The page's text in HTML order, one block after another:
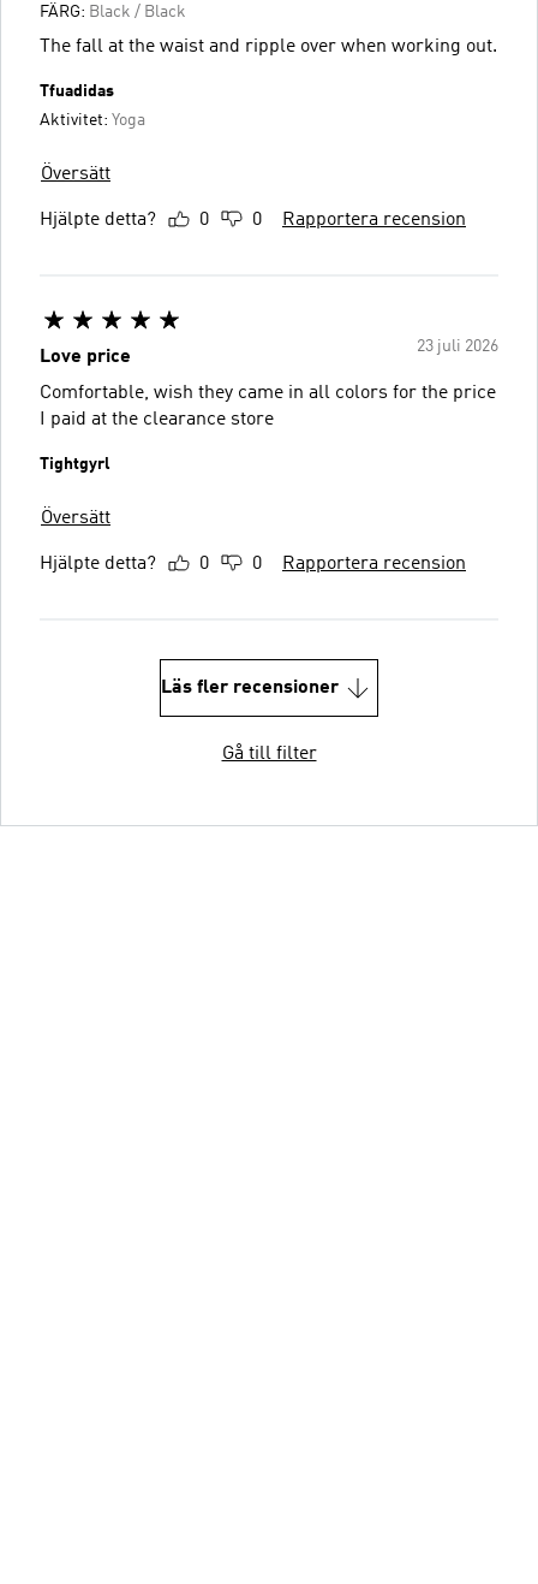
FÄRG: Black / Black
The fall at the waist and ripple over when working out.
Tfuadidas
Aktivitet: Yoga
Översätt
Hjälpte detta? 0 0 Rapportera recension
23 juli 2026
Love price
Comfortable, wish they came in all colors for the price
I paid at the clearance store
Tightgyrl
Översätt
Hjälpte detta? 0 0 Rapportera recension
Läs fler recensioner
Gå till filter